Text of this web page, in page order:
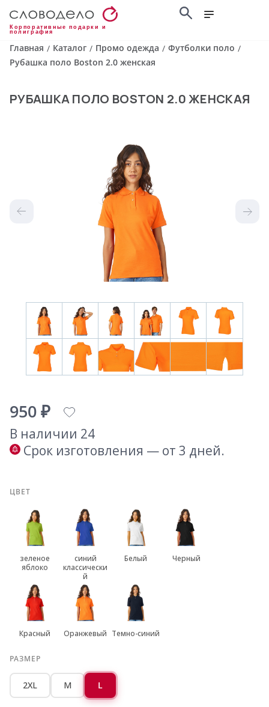
Корпоративные подарки и
полиграфия
Главная / Каталог / Промо одежда / Футболки поло /
Рубашка поло Boston 2.0 женская
РУБАШКА ПОЛО BOSTON 2.0 ЖЕНСКАЯ
950 ₽
В наличии 24
Срок изготовления — от 3 дней.
ЦВЕТ
зеленое
яблоко
синий
классически
й
Белый Черный
Красный Оранжевый Темно-синий
РАЗМЕР
2XL M L